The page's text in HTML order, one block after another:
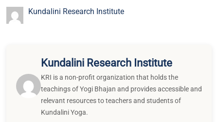
Kundalini Research Institute
Kundalini Research Institute
KRI is a non-profit organization that holds the
teachings of Yogi Bhajan and provides accessible and
relevant resources to teachers and students of
Kundalini Yoga.